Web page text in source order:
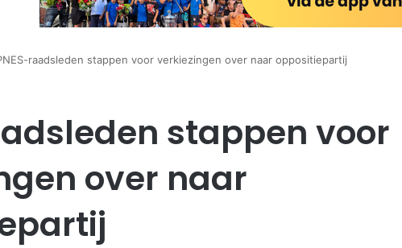
raadsleden stappen voor verkiezingen over naar oppositiepartij
stappen voor
over naar